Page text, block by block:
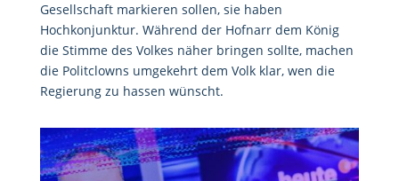
Gesellschaft markieren sollen, sie haben
Hochkonjunktur. Während der Hofnarr dem König
die Stimme des Volkes näher bringen sollte, machen
die Politclowns umgekehrt dem Volk klar, wen die
Regierung zu hassen wünscht.